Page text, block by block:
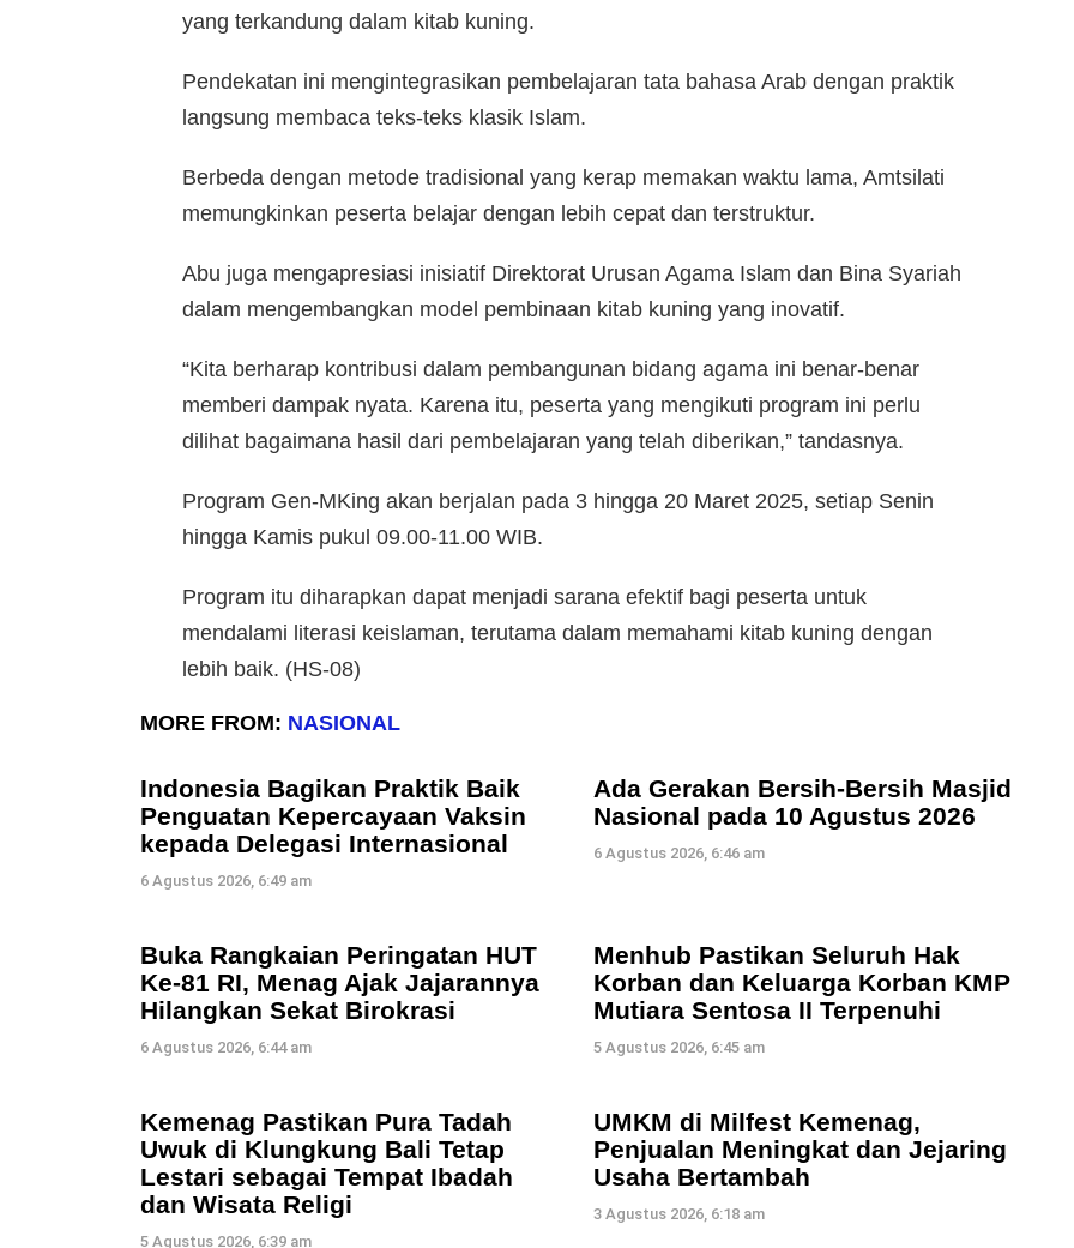
yang terkandung dalam kitab kuning.
Pendekatan ini mengintegrasikan pembelajaran tata bahasa Arab dengan praktik
langsung membaca teks-teks klasik Islam.
Berbeda dengan metode tradisional yang kerap memakan waktu lama, Amtsilati
memungkinkan peserta belajar dengan lebih cepat dan terstruktur.
Abu juga mengapresiasi inisiatif Direktorat Urusan Agama Islam dan Bina Syariah
dalam mengembangkan model pembinaan kitab kuning yang inovatif.
“Kita berharap kontribusi dalam pembangunan bidang agama ini benar-benar
memberi dampak nyata. Karena itu, peserta yang mengikuti program ini perlu
dilihat bagaimana hasil dari pembelajaran yang telah diberikan,” tandasnya.
Program Gen-MKing akan berjalan pada 3 hingga 20 Maret 2025, setiap Senin
hingga Kamis pukul 09.00-11.00 WIB.
Program itu diharapkan dapat menjadi sarana efektif bagi peserta untuk
mendalami literasi keislaman, terutama dalam memahami kitab kuning dengan
lebih baik. (HS-08)
MORE FROM: NASIONAL
Indonesia Bagikan Praktik Baik
Penguatan Kepercayaan Vaksin
kepada Delegasi Internasional
6 Agustus 2026, 6:49 am
Ada Gerakan Bersih-Bersih Masjid
Nasional pada 10 Agustus 2026
6 Agustus 2026, 6:46 am
Buka Rangkaian Peringatan HUT
Ke-81 RI, Menag Ajak Jajarannya
Hilangkan Sekat Birokrasi
6 Agustus 2026, 6:44 am
Menhub Pastikan Seluruh Hak
Korban dan Keluarga Korban KMP
Mutiara Sentosa II Terpenuhi
5 Agustus 2026, 6:45 am
Kemenag Pastikan Pura Tadah
Uwuk di Klungkung Bali Tetap
Lestari sebagai Tempat Ibadah
dan Wisata Religi
5 Agustus 2026, 6:39 am
UMKM di Milfest Kemenag,
Penjualan Meningkat dan Jejaring
Usaha Bertambah
3 Agustus 2026, 6:18 am